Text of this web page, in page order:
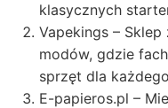
klasycznych
Vapekings –
modów, gdzie
sprzęt dla
E-papieros.pl –